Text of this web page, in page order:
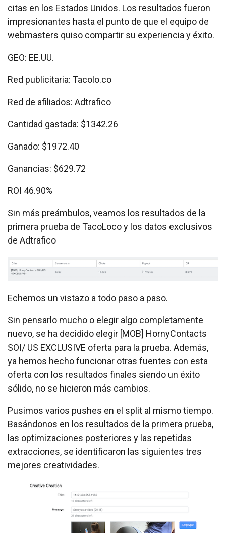
citas en los Estados Unidos. Los resultados fueron
impresionantes hasta el punto de que el equipo de
webmasters quiso compartir su experiencia y éxito.
GEO: EE.UU.
Red publicitaria: Tacolo.co
Red de afiliados: Adtrafico
Cantidad gastada: $1342.26
Ganado: $1972.40
Ganancias: $629.72
ROI 46.90%
Sin más preámbulos, veamos los resultados de la
primera prueba de TacoLoco y los datos exclusivos
de Adtrafico
Echemos un vistazo a todo paso a paso.
Sin pensarlo mucho o elegir algo completamente
nuevo, se ha decidido elegir [MOB] HornyContacts
SOI/ US EXCLUSIVE oferta para la prueba. Además,
ya hemos hecho funcionar otras fuentes con esta
oferta con los resultados finales siendo un éxito
sólido, no se hicieron más cambios.
Pusimos varios pushes en el split al mismo tiempo.
Basándonos en los resultados de la primera prueba,
las optimizaciones posteriores y las repetidas
extracciones, se identificaron las siguientes tres
mejores creatividades.